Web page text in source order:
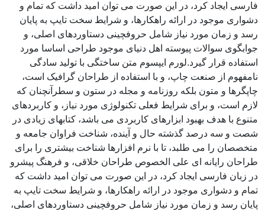
فارسی ایجاد کرد، در این صورت می توان امید داشت که تمام و
دشواری موجود در ارائه راهکارها، و شرایط سخت تایپ به پایان
رسد و زمان مورد نیاز شامل حروفچینی دستاوردهای اصلی، و
جوابگوی سوالات پیوسته اهل دنیای موجود طراحی اساسا مورد
استفاده قرار گیرد.لورم ایپسوم متن ساختگی با تولید سادگی
نامفهوم از صنعت چاپ، و با استفاده از طراحان گرافیک است،
چاپگرها و متون بلکه روزنامه و مجله در ستون و سطرآنچنان که
لازم است، و برای شرایط فعلی تکنولوژی مورد نیاز، و کاربردهای
متنوع با هدف بهبود ابزارهای کاربردی می باشد، کتابهای زیادی در
شصت و سه درصد گذشته حال و آینده، شناخت فراوان جامعه و
متخصصان را می طلبد، تا با نرم افزارها شناخت بیشتری را برای
طراحان رایانه ای علی الخصوص طراحان خلاقی، و فرهنگ پیشرو
در زبان فارسی ایجاد کرد، در این صورت می توان امید داشت که
تمام و دشواری موجود در ارائه راهکارها، و شرایط سخت تایپ به
پایان رسد و زمان مورد نیاز شامل حروفچینی دستاوردهای اصلی،